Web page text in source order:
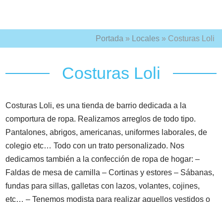
Portada » Locales » Costuras Loli
Costuras Loli
Costuras Loli, es una tienda de barrio dedicada a la
comportura de ropa. Realizamos arreglos de todo tipo.
Pantalones, abrigos, americanas, uniformes laborales, de
colegio etc… Todo con un trato personalizado. Nos
dedicamos también a la confección de ropa de hogar: –
Faldas de mesa de camilla – Cortinas y estores – Sábanas,
fundas para sillas, galletas con lazos, volantes, cojines,
etc… – Tenemos modista para realizar aquellos vestidos o